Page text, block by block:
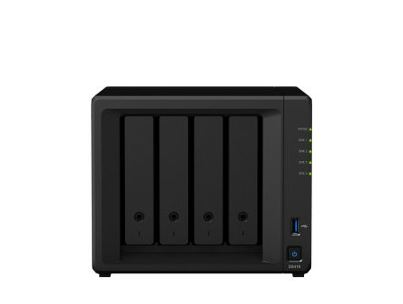
mehr